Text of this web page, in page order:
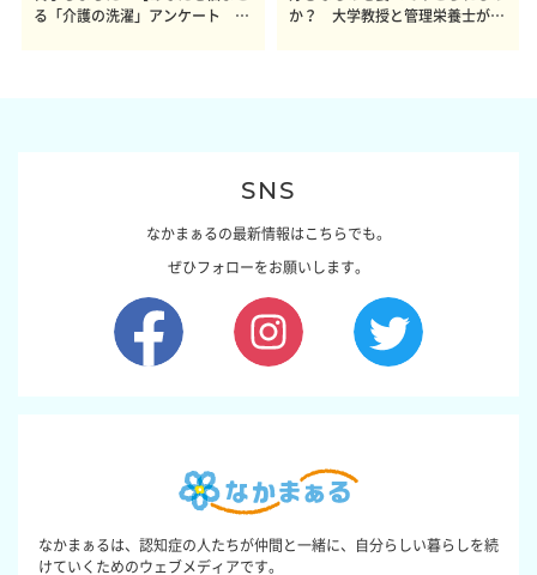
る「介護の洗濯」アンケート 体
か？ 大学教授と管理栄養士が出
SNS
なかまぁるの最新情報はこちらでも。
ぜひフォローをお願いします。
なかまぁるは、認知症の人たちが仲間と一緒に、自分らしい暮らしを続
けていくためのウェブメディアです。